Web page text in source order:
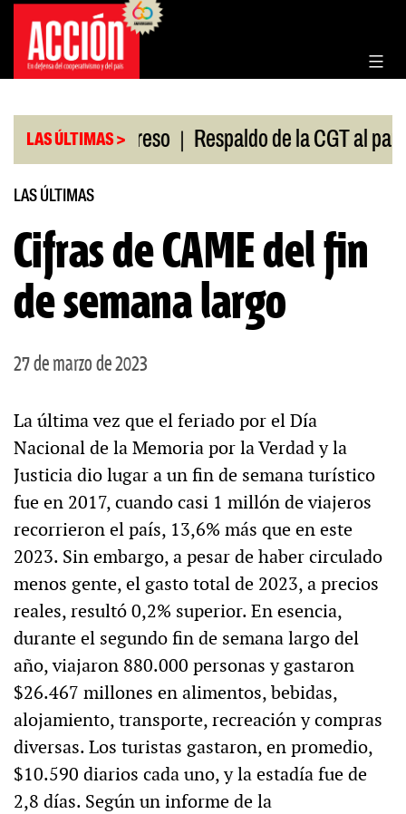
Saltar
contenido
LAS ÚLTIMAS >
en el Congreso | Respaldo de la CGT al paro
LAS ÚLTIMAS
Cifras de CAME del fin
de semana largo
27 de marzo de 2023
La última vez que el feriado por el Día
Nacional de la Memoria por la Verdad y la
Justicia dio lugar a un fin de semana turístico
fue en 2017, cuando casi 1 millón de viajeros
recorrieron el país, 13,6% más que en este
2023. Sin embargo, a pesar de haber circulado
menos gente, el gasto total de 2023, a precios
reales, resultó 0,2% superior. En esencia,
durante el segundo fin de semana largo del
año, viajaron 880.000 personas y gastaron
$26.467 millones en alimentos, bebidas,
alojamiento, transporte, recreación y compras
diversas. Los turistas gastaron, en promedio,
$10.590 diarios cada uno, y la estadía fue de
2,8 días. Según un informe de la